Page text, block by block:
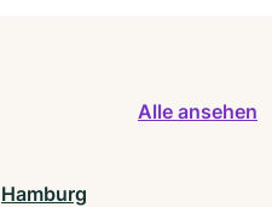
Alle ansehen
Hamburg